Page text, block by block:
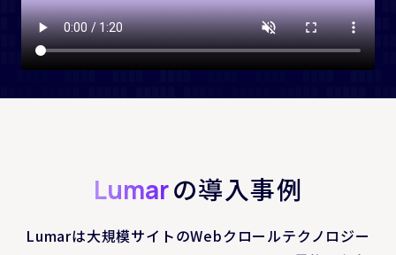
Lumarの導入事例
Lumarは大規模サイトのWebクロールテクノロジー